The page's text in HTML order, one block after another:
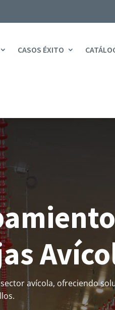
CASOS ÉXITO
avícola, ofreciendo